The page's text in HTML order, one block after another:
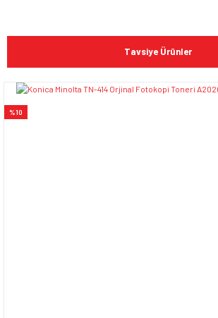
Bu ürüne ilk yorumu siz yapın!
Yorum Yaz
konularda yetersiz gördüğünüz noktaları
kullanarak tarafımıza iletebilirsiniz.
Tavsiye Ürünler
%10